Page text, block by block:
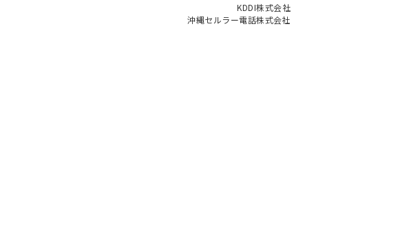
KDDI株式会社
沖縄セルラー電話株式会社